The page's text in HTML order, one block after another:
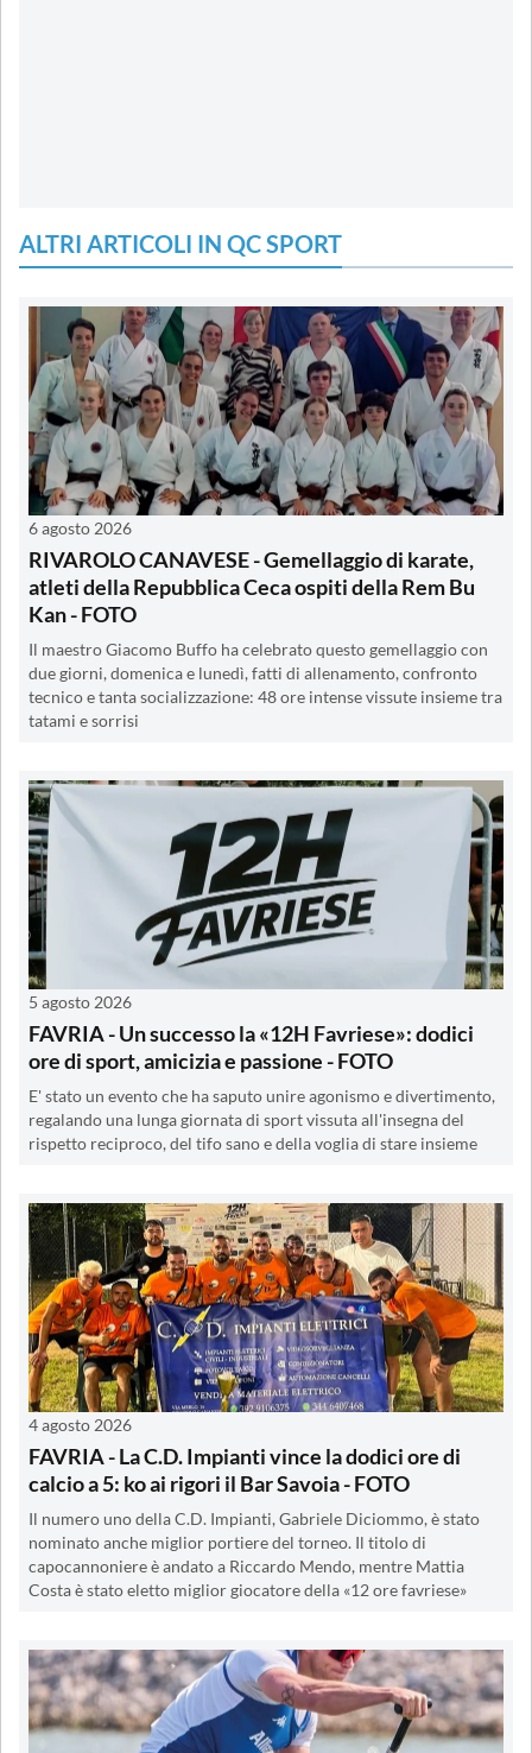
ALTRI ARTICOLI IN QC SPORT
6 agosto 2026
RIVAROLO CANAVESE - Gemellaggio di karate,
atleti della Repubblica Ceca ospiti della Rem Bu
Kan - FOTO
Il maestro Giacomo Buffo ha celebrato questo gemellaggio con
due giorni, domenica e lunedì, fatti di allenamento, confronto
tecnico e tanta socializzazione: 48 ore intense vissute insieme tra
tatami e sorrisi
5 agosto 2026
FAVRIA - Un successo la «12H Favriese»: dodici
ore di sport, amicizia e passione - FOTO
E' stato un evento che ha saputo unire agonismo e divertimento,
regalando una lunga giornata di sport vissuta all'insegna del
rispetto reciproco, del tifo sano e della voglia di stare insieme
4 agosto 2026
FAVRIA - La C.D. Impianti vince la dodici ore di
calcio a 5: ko ai rigori il Bar Savoia - FOTO
Il numero uno della C.D. Impianti, Gabriele Diciommo, è stato
nominato anche miglior portiere del torneo. Il titolo di
capocannoniere è andato a Riccardo Mendo, mentre Mattia
Costa è stato eletto miglior giocatore della «12 ore favriese»